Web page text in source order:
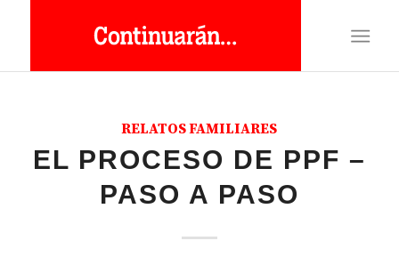
RELATOS FAMILIARES
EL PROCESO DE PPF –
PASO A PASO